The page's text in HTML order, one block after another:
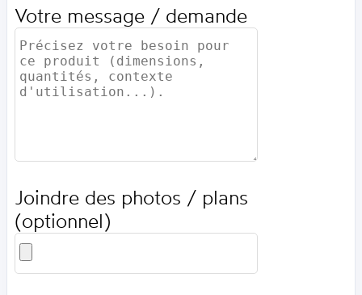
Votre message / demande
Joindre des photos / plans
(optionnel)